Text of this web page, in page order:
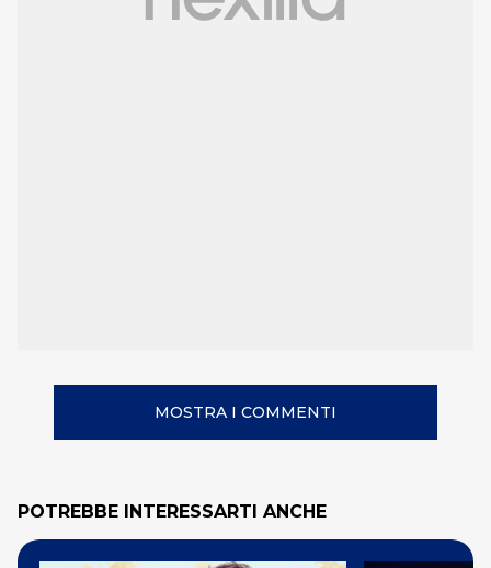
MOSTRA I COMMENTI
POTREBBE INTERESSARTI ANCHE